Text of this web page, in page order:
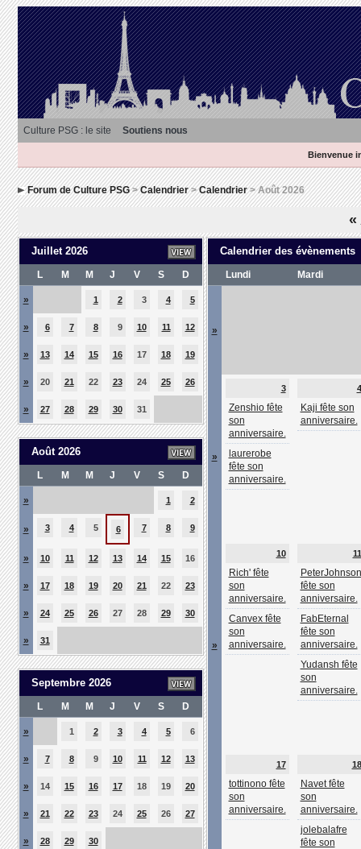
Culture PSG : le site Soutiens nous
Bienvenue
Forum de Culture PSG>Calendrier>Calendrier> Août 2026
«
Juillet 2026
L M M J V S D
» 1 2 3 4 5
» 6 7 8 9 10 11 12
» 13 14 15 16 17 18 19
» 20 21 22 23 24 25 26
» 27 28 29 30 31
Août 2026
L M M J V S D
» 1 2
» 3 4 5 6 7 8 9
» 10 11 12 13 14 15 16
» 17 18 19 20 21 22 23
» 24 25 26 27 28 29 30
» 31
Septembre 2026
L M M J V S D
» 1 2 3 4 5 6
» 7 8 9 10 11 12 13
» 14 15 16 17 18 19 20
» 21 22 23 24 25 26 27
» 28 29 30
Calendrier des évènements
Lundi Mardi
»
»
3
Zenshio fête
son
anniversaire.
laurerobe
fête son
anniversaire.
4
Kaji fête son
anniversaire.
»
10
Rich' fête
son
anniversaire.
Canvex fête
son
anniversaire.
11
PeterJohnson
fête son
anniversaire.
FabEternal
fête son
anniversaire.
Yudansh fête
son
anniversaire.
17
tottinono fête
son
anniversaire.
18
Navet fête
son
anniversaire.
jolebalafre
fête son